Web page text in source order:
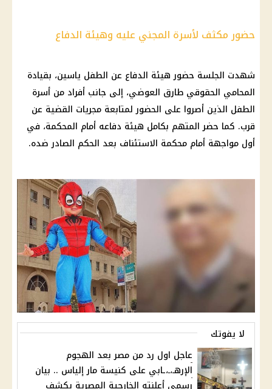
حضور مكثف لأسرة المجني عليه وهيئة الدفاع
شهدت الجلسة حضور هيئة الدفاع عن الطفل ياسين، بقيادة
المحامي الحقوقي طارق العوضي، إلى جانب أفراد من أسرة
الطفل الذين أصروا على الحضور لمتابعة مجريات القضية عن
قرب. كما حضر المتهم بكامل هيئة دفاعه أمام المحكمة، في
أول مواجهة أمام محكمة الاستئناف بعد الحكم الصادر ضده.
لا يفوتك
عاجل اول رد من مصر بعد الهجوم
الإرهـ،ـ،ـابي على كنيسة مار إلياس .. بيان
رسمي أعلنته الخارجية المصرية يكشف